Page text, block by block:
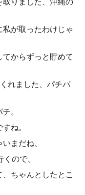
が取ったわけじゃ
からずっと貯めて
れました、パチパ
。
ね。
まだね、
ので、
ちゃんとしたとこ